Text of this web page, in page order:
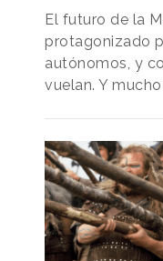
El futuro de la
protagonizado
autónomos, y
vuelan. Y